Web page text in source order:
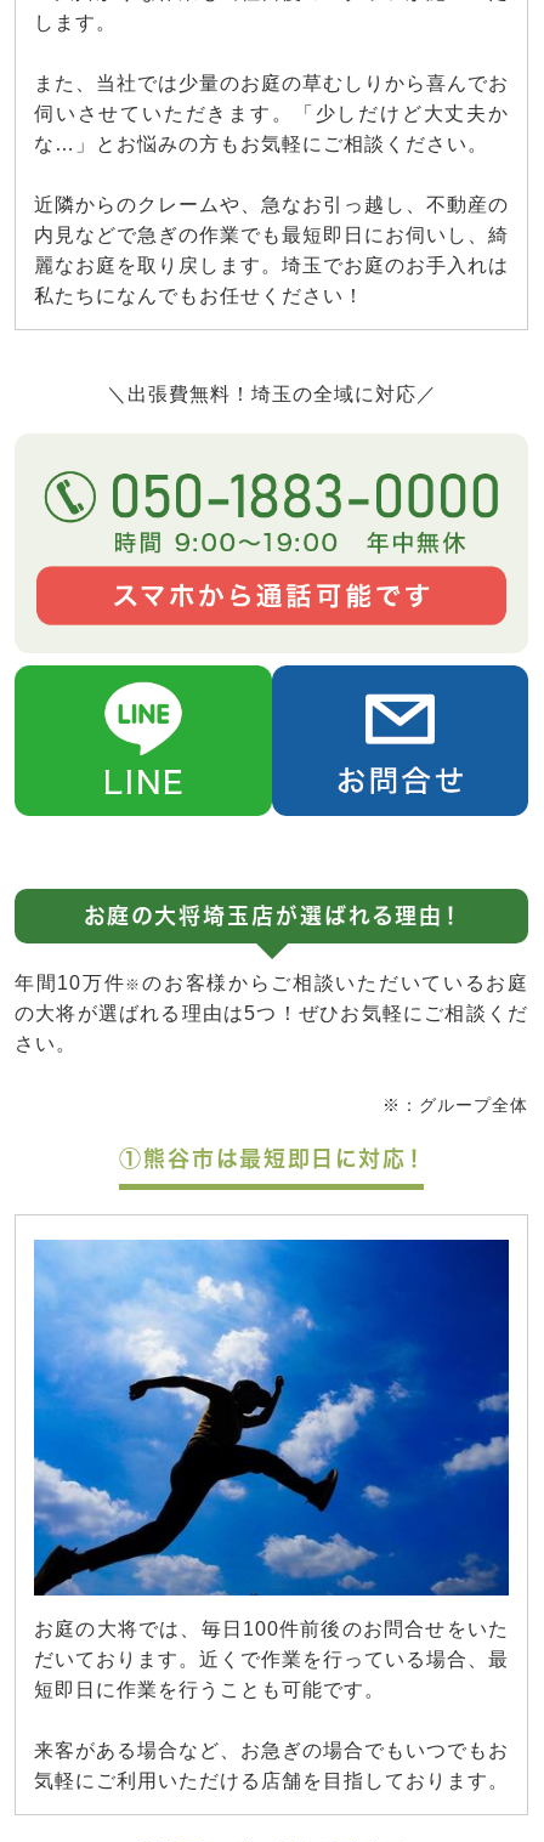
します。
また、当社では少量のお庭の草むしりから喜んでお
伺いさせていただきます。「少しだけど大丈夫か
な…」とお悩みの方もお気軽にご相談ください。
近隣からのクレームや、急なお引っ越し、不動産の
内見などで急ぎの作業でも最短即日にお伺いし、綺
麗なお庭を取り戻します。埼玉でお庭のお手入れは
私たちになんでもお任せください！
＼出張費無料！埼玉の全域に対応／
お庭の大将埼玉店が選ばれる理由！
年間10万件※のお客様からご相談いただいているお庭
の大将が選ばれる理由は5つ！ぜひお気軽にご相談くだ
さい。
※：グループ全体
①熊谷市は最短即日に対応！
お庭の大将では、毎日100件前後のお問合せをいた
だいております。近くで作業を行っている場合、最
短即日に作業を行うことも可能です。
来客がある場合など、お急ぎの場合でもいつでもお
気軽にご利用いただける店舗を目指しております。